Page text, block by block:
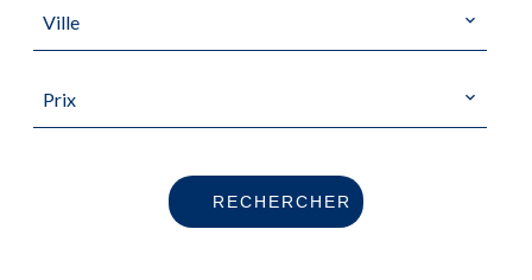
Ville
Prix
RECHERCHER